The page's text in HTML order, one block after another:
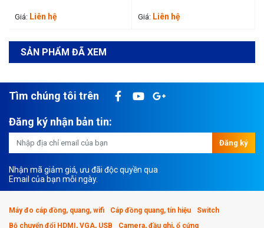
Giá: Liên hệ Giá: Liên hệ
SẢN PHẨM ĐÃ XEM
Tìm chúng tôi trên
Đăng ký nhận bản tin:
Đăng ký
Nhận mã giảm giá, ưu đãi độc quyền qua
Email của bạn mỗi ngày.
Máy đo cáp đồng, quang, wifi Cáp đồng quang, tín hiệu
Switch
Bộ chuyển đổi HDMI, VGA, USB
Camera, đầu ghi, ổ cứng